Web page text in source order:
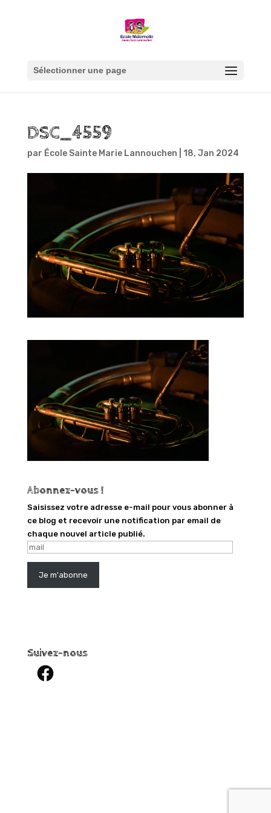
Sélectionner une page
DSC_4559
par École Sainte Marie Lannouchen 18, Jan 2024
Abonnez-vous !
Saisissez votre adresse e-mail pour vous abonner à
ce blog et recevoir une notification par email de
chaque nouvel article publié.
mail
Je m'abonne
Suivez-nous
Facebook